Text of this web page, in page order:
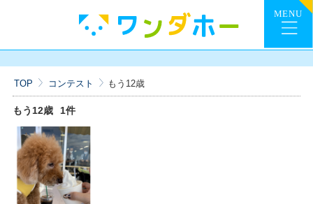
TOP コンテスト もう12歳
もう12歳 1件